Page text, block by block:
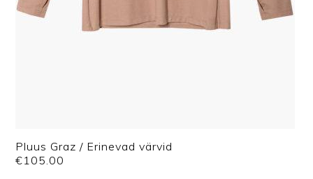
Pluus Graz / Erinevad värvid
€105.00